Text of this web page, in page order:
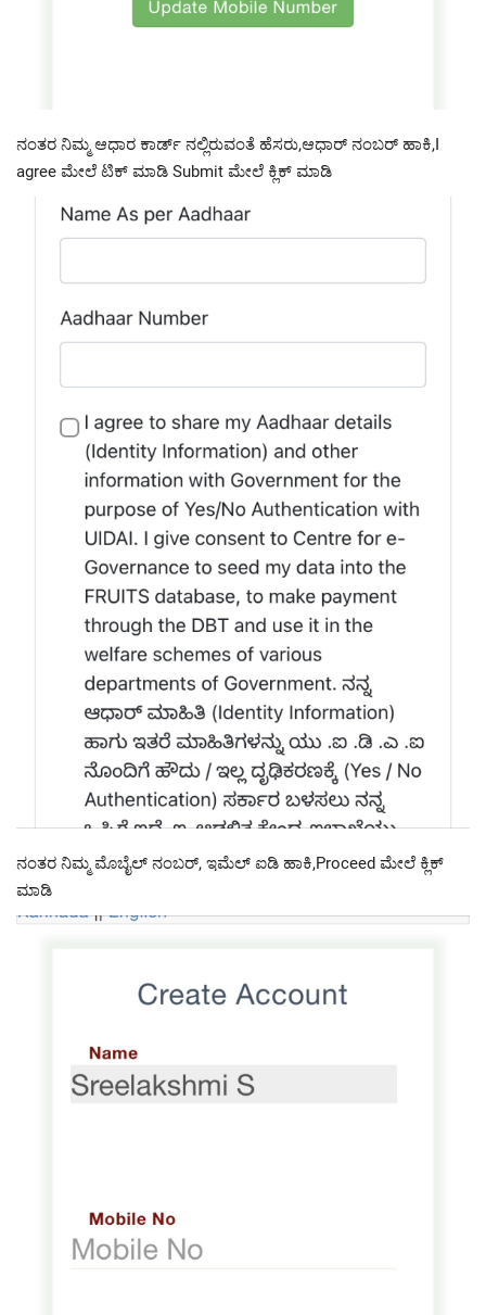
ನಂತರ ನಿಮ್ಮ ಆಧಾರ ಕಾರ್ಡ್ ನಲ್ಲಿರುವಂತೆ ಹೆಸರು,ಆಧಾರ್ ನಂಬರ್ ಹಾಕಿ,I
agree ಮೇಲೆ ಟಿಕ್ ಮಾಡಿ Submit ಮೇಲೆ ಕ್ಲಿಕ್ ಮಾಡಿ
ನಂತರ ನಿಮ್ಮ ಮೊಬೈಲ್ ನಂಬರ್, ಇಮೆಲ್ ಐಡಿ ಹಾಕಿ,Proceed ಮೇಲೆ ಕ್ಲಿಕ್
ಮಾಡಿ